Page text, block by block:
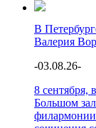
В
Валерия
-03.08.26-
8 сентября,
Большом
филармонии